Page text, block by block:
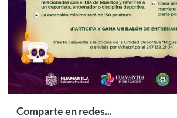
Comparte en redes...